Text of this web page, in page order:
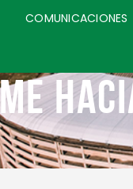
COMUNICACIONES